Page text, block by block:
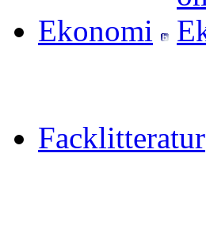
Ekonomi
Facklitteratur